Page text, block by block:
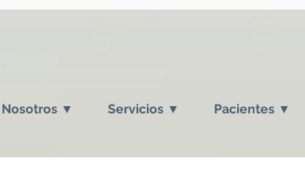
Nosotros ▼ Servicios ▼ Pacientes ▼